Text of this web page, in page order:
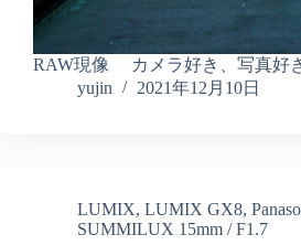
RAW現像 カメラ好き、写真好
yujin
2021年12月10日
LUMIX, LUMIX GX8,
SUMMILUX 15mm / F1.7